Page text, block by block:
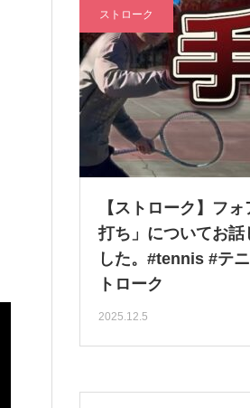
ストローク
【ストローク】フ
打ち」についてお話
した。#tennis #テ
トローク
2025.12.5